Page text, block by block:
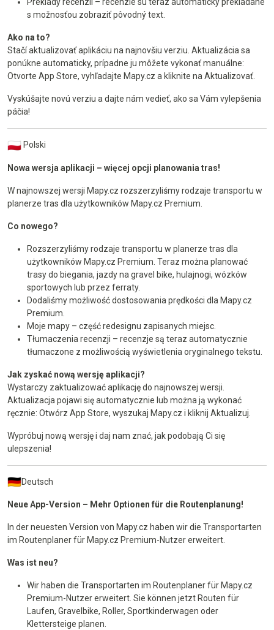
s možnosťou zobraziť pôvodný text.
Ako na to?
Stačí aktualizovať aplikáciu na najnovšiu verziu. Aktualizácia sa
ponúkne automaticky, prípadne ju môžete vykonať manuálne:
Otvorte App Store, vyhľadajte Mapy.cz a kliknite na Aktualizovať.
Vyskúšajte novú verziu a dajte nám vedieť, ako sa Vám vylepšenia
páčia!
Polski
Nowa wersja aplikacji – więcej opcji planowania tras!
W najnowszej wersji Mapy.cz rozszerzyliśmy rodzaje transportu w
planerze tras dla użytkowników Mapy.cz Premium.
Co nowego?
Rozszerzyliśmy rodzaje transportu w planerze tras dla
użytkowników Mapy.cz Premium. Teraz można planować
trasy do biegania, jazdy na gravel bike, hulajnogi, wózków
sportowych lub przez ferraty.
Dodaliśmy możliwość dostosowania prędkości dla Mapy.cz
Premium.
Moje mapy – część redesignu zapisanych miejsc.
Tłumaczenia recenzji – recenzje są teraz automatycznie
tłumaczone z możliwością wyświetlenia oryginalnego tekstu.
Jak zyskać nową wersję aplikacji?
Wystarczy zaktualizować aplikację do najnowszej wersji.
Aktualizacja pojawi się automatycznie lub można ją wykonać
ręcznie: Otwórz App Store, wyszukaj Mapy.cz i kliknij Aktualizuj.
Wypróbuj nową wersję i daj nam znać, jak podobają Ci się
ulepszenia!
Deutsch
Neue App-Version – Mehr Optionen für die Routenplanung!
In der neuesten Version von Mapy.cz haben wir die Transportarten
im Routenplaner für Mapy.cz Premium-Nutzer erweitert.
Was ist neu?
Wir haben die Transportarten im Routenplaner für Mapy.cz
Premium-Nutzer erweitert. Sie können jetzt Routen für
Laufen, Gravelbike, Roller, Sportkinderwagen oder
Klettersteige planen.